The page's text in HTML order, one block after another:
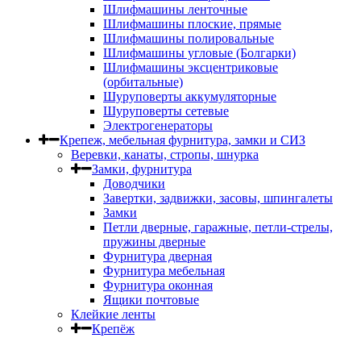
Шлифмашины ленточные
Шлифмашины плоские, прямые
Шлифмашины полировальные
Шлифмашины угловые (Болгарки)
Шлифмашины эксцентриковые
(орбитальные)
Шуруповерты аккумуляторные
Шуруповерты сетевые
Электрогенераторы
Крепеж, мебельная фурнитура, замки и СИЗ
Веревки, канаты, стропы, шнурка
Замки, фурнитура
Доводчики
Завертки, задвижки, засовы, шпингалеты
Замки
Петли дверные, гаражные, петли-стрелы,
пружины дверные
Фурнитура дверная
Фурнитура мебельная
Фурнитура оконная
Ящики почтовые
Клейкие ленты
Крепёж